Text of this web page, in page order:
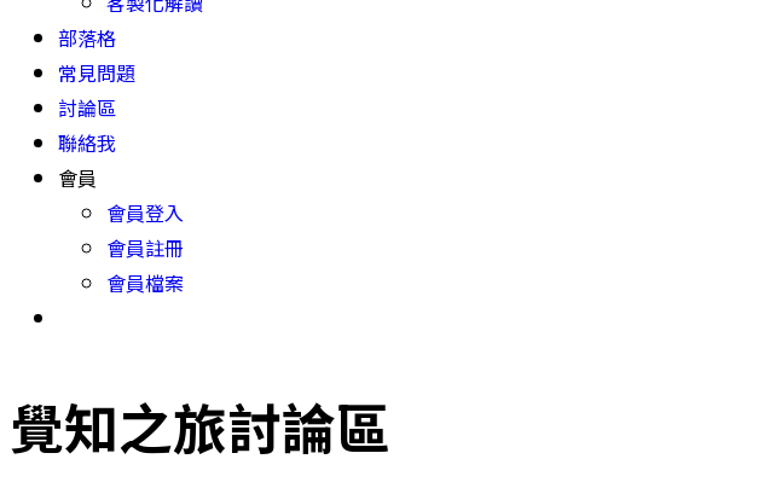
部落格
常見問題
討論區
聯絡我
會員
會員登入
會員註冊
會員檔案
覺知之旅討論區